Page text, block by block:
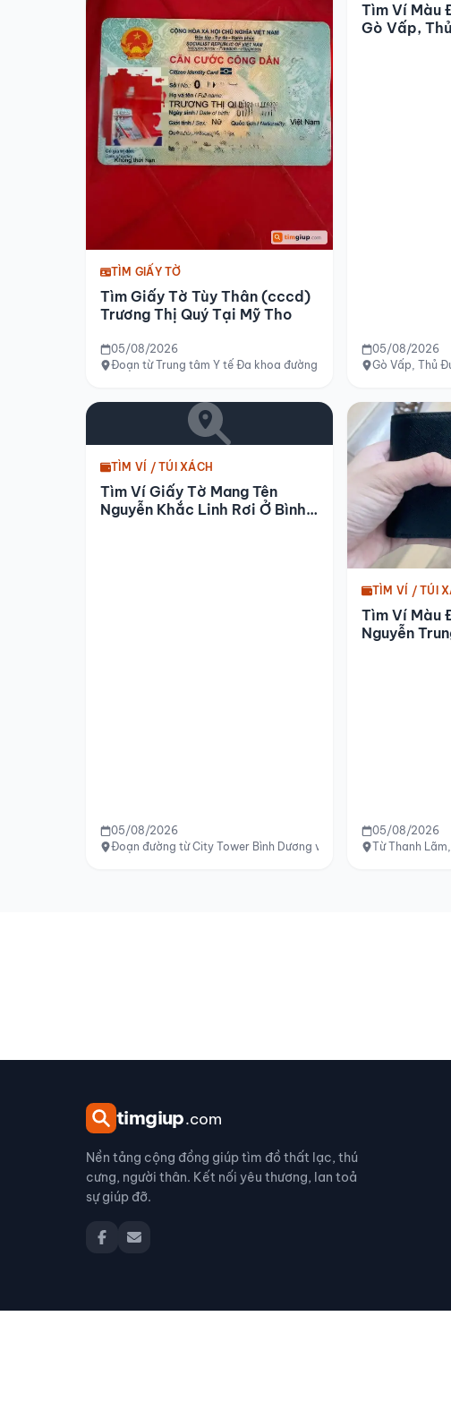
TÌM GIẤY TỜ
Tìm Giấy Tờ Tùy Thân (cccd)
Trương Thị Quý Tại Mỹ Tho
05/08/2026
Đoạn từ Trung tâm Y tế Đa khoa đường Hùng Vương, phường 7
Tìm Ví Màu
Gò Vấp,
05/08/2026
Gò Vấp, Thủ
TÌM VÍ / TÚI XÁCH
Tìm Ví Giấy Tờ Mang Tên
Nguyễn Khắc Linh Rơi Ở Bình
05/08/2026
Đoạn đường từ City Tower Bình Dương về cầu vượt Quang Trung
TÌM VÍ / TÚI
Tìm Ví Màu
Nguyễn
05/08/2026
Từ Thanh
timgiup.com
Nền tảng cộng đồng giúp tìm đồ thất lạc, thú
cưng, người thân. Kết nối yêu thương, lan toả
sự giúp đỡ.